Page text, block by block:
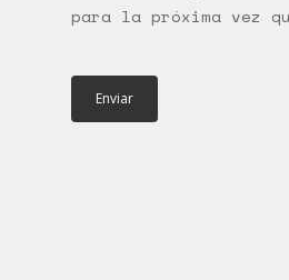
para la próxima vez